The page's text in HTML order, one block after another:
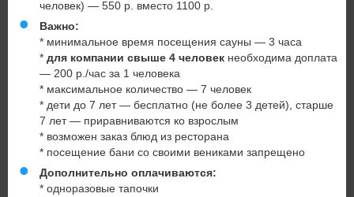
человек) — 550 р. вместо 1100 р.
Важно:
* минимальное время посещения сауны — 3 часа
* для компании свыше 4 человек необходима доплата
— 200 р./час за 1 человека
* максимальное количество — 7 человек
* дети до 7 лет — бесплатно (не более 3 детей), старше
7 лет — приравниваются ко взрослым
* возможен заказ блюд из ресторана
* посещение бани со своими вениками запрещено
Дополнительно оплачиваются:
* одноразовые тапочки